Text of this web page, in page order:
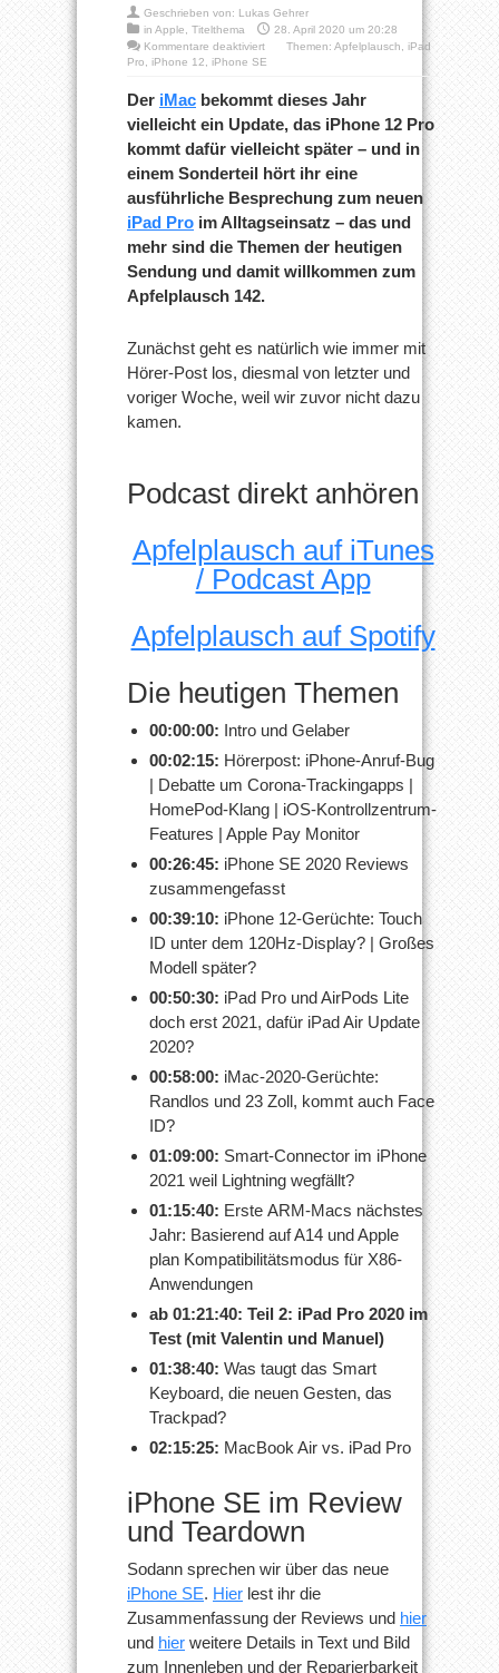
Geschrieben von: Lukas Gehrer
in Apple Titelthema
28. April 2020 um 20:28
Kommentare deaktiviertfür
Unsere
zum
iPad
Pro
|
Randloser
bald?
| Heiße
iPhone
12-
Gerüchte
–
Podcast!
Themen: Apfelplausch
iPad
Pro
iPhone 12 iPhone SE
Der iMac bekommt dieses Jahr
vielleicht ein Update, das iPhone 12 Pro
kommt dafür vielleicht später – und in
einem Sonderteil hört ihr eine
ausführliche Besprechung zum neuen
iPad Pro im Alltagseinsatz – das und
mehr sind die Themen der heutigen
Sendung und damit willkommen zum
Apfelplausch 142.
Zunächst geht es natürlich wie immer mit
Hörer-Post los, diesmal von letzter und
voriger Woche, weil wir zuvor nicht dazu
kamen.
Podcast direkt anhören
Apfelplausch auf iTunes
/ Podcast App
Apfelplausch auf Spotify
Die heutigen Themen
00:00:00: Intro und Gelaber
00:02:15: Hörerpost: iPhone-Anruf-Bug
| Debatte um Corona-Trackingapps |
HomePod-Klang | iOS-Kontrollzentrum-
Features | Apple Pay Monitor
00:26:45: iPhone SE 2020 Reviews
zusammengefasst
00:39:10: iPhone 12-Gerüchte: Touch
ID unter dem 120Hz-Display? | Großes
Modell später?
00:50:30: iPad Pro und AirPods Lite
doch erst 2021, dafür iPad Air Update
2020?
00:58:00: iMac-2020-Gerüchte:
Randlos und 23 Zoll, kommt auch Face
ID?
01:09:00: Smart-Connector im iPhone
2021 weil Lightning wegfällt?
01:15:40: Erste ARM-Macs nächstes
Jahr: Basierend auf A14 und Apple
plan Kompatibilitätsmodus für X86-
Anwendungen
ab 01:21:40: Teil 2: iPad Pro 2020 im
Test (mit Valentin und Manuel)
01:38:40: Was taugt das Smart
Keyboard, die neuen Gesten, das
Trackpad?
02:15:25: MacBook Air vs. iPad Pro
iPhone SE im Review
und Teardown
Sodann sprechen wir über das neue
iPhone SE. Hier lest ihr die
Zusammenfassung der Reviews und hier
und hier weitere Details in Text und Bild
zum Innenleben und der Reparierbarkeit